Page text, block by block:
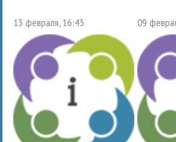
13 февраля, 16:43 09